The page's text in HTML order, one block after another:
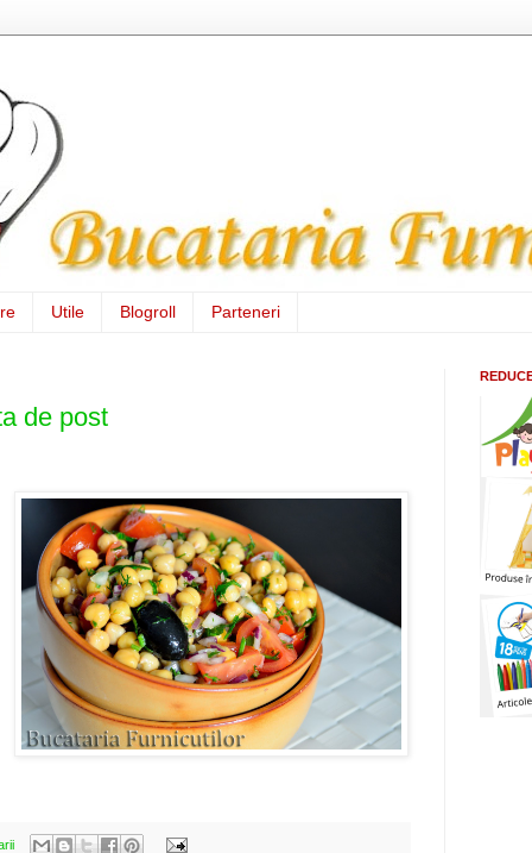
Utile Blogroll Parteneri
de post